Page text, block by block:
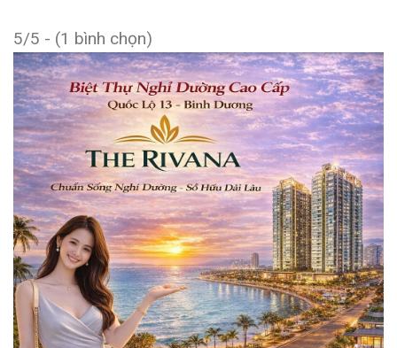
5/5 - (1 bình chọn)